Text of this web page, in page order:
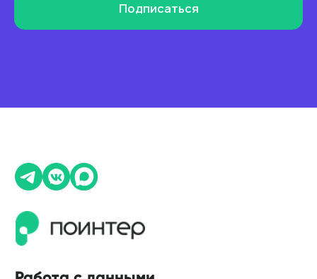
Подписаться
Фантомы для поиска дубликатов
Фотографии
Работа с отзывами
Геоперфоманс реклама